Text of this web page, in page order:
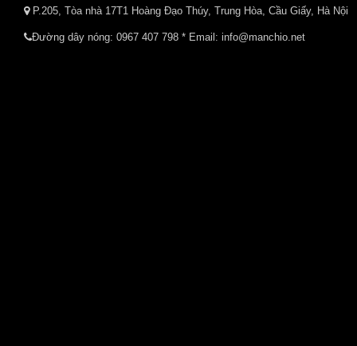
P.205, Tòa nhà 17T1 Hoàng Đạo Thúy, Trung Hòa, Cầu Giấy, Hà Nội
Đường dây nóng: 0967 407 798 * Email: info@manchio.net